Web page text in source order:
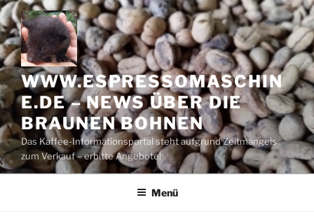
Zum
Inhalt
springen
WWW.ESPRESSOMASCHIN
E.DE – NEWS ÜBER DIE
BRAUNEN BOHNEN
Das Kaffee-Informationsportal steht aufgrund Zeitmangels
zum Verkauf – erbitte Angebote!
Menü